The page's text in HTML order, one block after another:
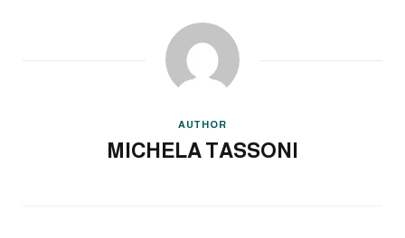
AUTHOR
MICHELA TASSONI